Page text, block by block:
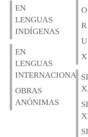
EN
LENGUAS
INDÍGENAS
EN
LENGUAS
OBRAS
ANÓNIMAS
R
X